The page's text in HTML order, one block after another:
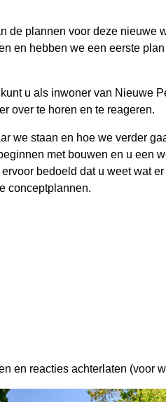
de plannen voor deze nieuwe
en hebben we een eerste
u als inwoner van Nieuwe
over te horen en te reageren.
we staan en hoe we verder
met bouwen en u een
bedoeld dat u weet wat
conceptplannen.
en reacties achterlaten (voor